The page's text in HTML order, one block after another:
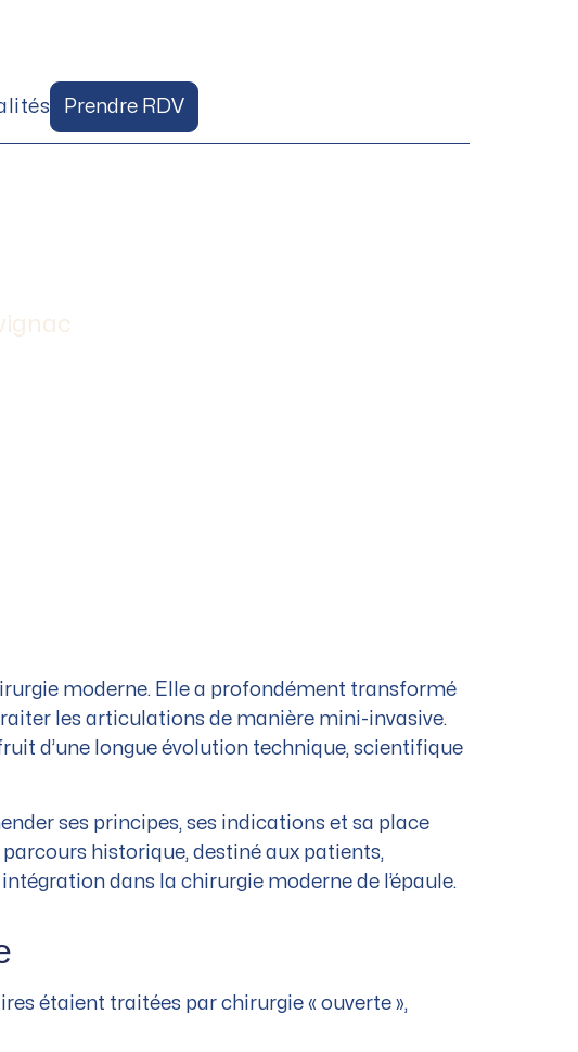
Prendre RDV
moderne. Elle a profondément transformé
les articulations de manière mini-invasive.
d’une longue évolution technique, scientifique
ses principes, ses indications et sa place
historique, destiné aux patients,
dans la chirurgie moderne de l’épaule.
étaient traitées par chirurgie « ouverte »,